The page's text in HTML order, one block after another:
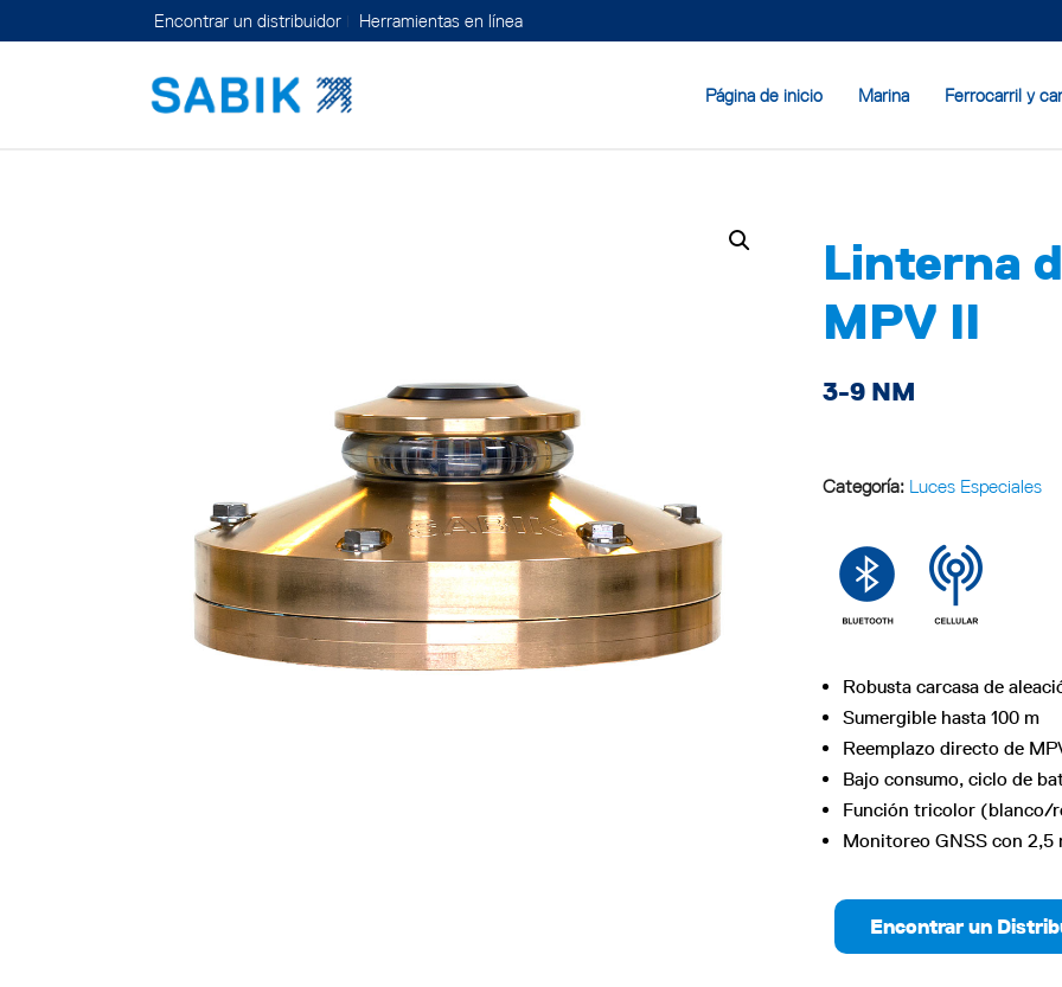
Encontrar un distribuidor Herramientas en línea
Página de inicio Marina Ferrocarril y
Linterna
MPV II
3-9 NM
Categoría: Luces Especiales
Robusta carcasa de
Sumergible hasta 100 m
Reemplazo directo de
Bajo consumo, ciclo de
Función tricolor (blanco/
Monitoreo GNSS con 2,5
Encontrar un